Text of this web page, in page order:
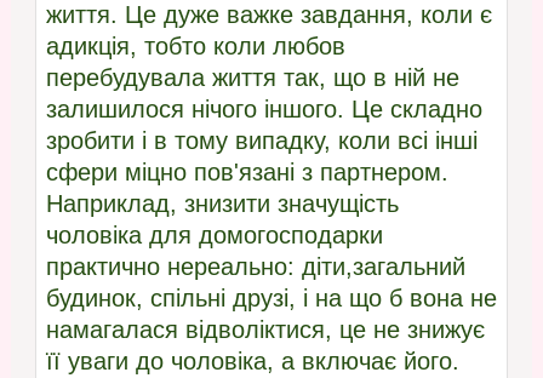
життя. Це дуже важке завдання, коли є
адикція, тобто коли любов
перебудувала життя так, що в ній не
залишилося нічого іншого. Це складно
зробити і в тому випадку, коли всі інші
сфери міцно пов'язані з партнером.
Наприклад, знизити значущість
чоловіка для домогосподарки
практично нереально: діти,загальний
будинок, спільні друзі, і на що б вона не
намагалася відволіктися, це не знижує
її уваги до чоловіка, а включає його.